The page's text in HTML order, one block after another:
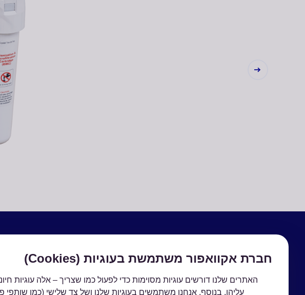
חברת אקוואפור משתמשת בעוגיות (Cookies)
האתרים שלנו דורשים עוגיות מסוימות כדי לפעול כמו שצריך – אלה עוגיות
עליהן. בנוסף, אנחנו משתמשים בעוגיות שלנו ושל צד שלישי (כמו
מערכות אוסמוזה הפוכה
מערכות אולטרה פילטרציה
על החברה
אנשי קשר